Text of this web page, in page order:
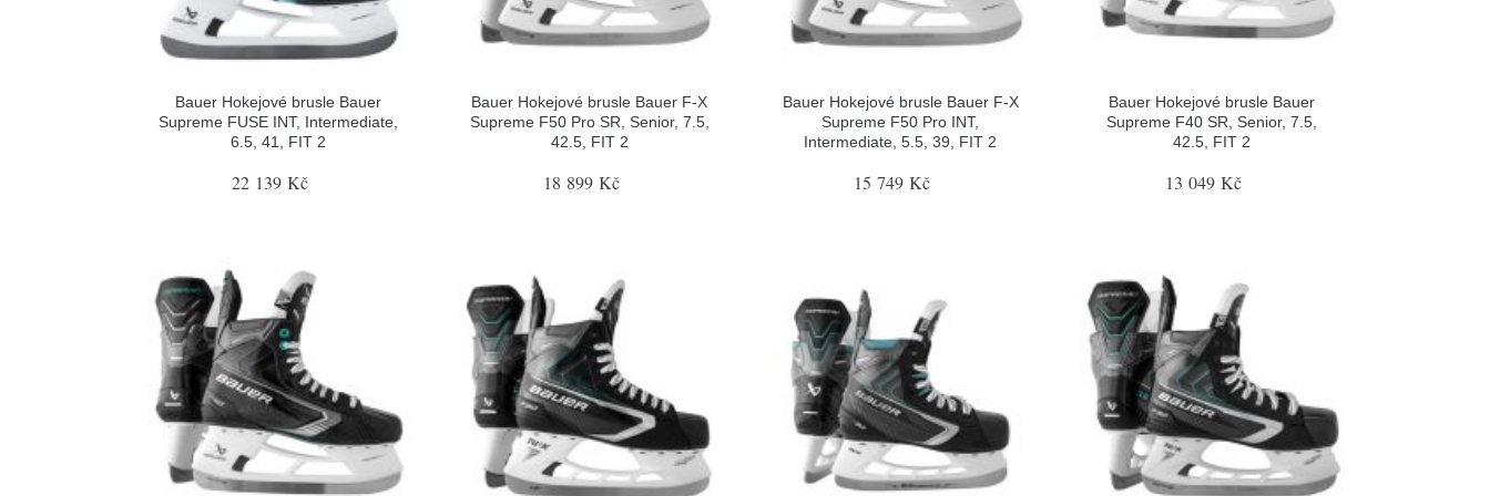
Bauer Hokejové brusle Bauer
Supreme FUSE INT, Intermediate,
6.5, 41, FIT 2
22 139 Kč
Bauer Hokejové brusle Bauer F-X
Supreme F50 Pro SR, Senior, 7.5,
42.5, FIT 2
18 899 Kč
Bauer Hokejové brusle Bauer F-X
Supreme F50 Pro INT,
Intermediate, 5.5, 39, FIT 2
15 749 Kč
Bauer Hokejové brusle Bauer
Supreme F40 SR, Senior, 7.5,
42.5, FIT 2
13 049 Kč